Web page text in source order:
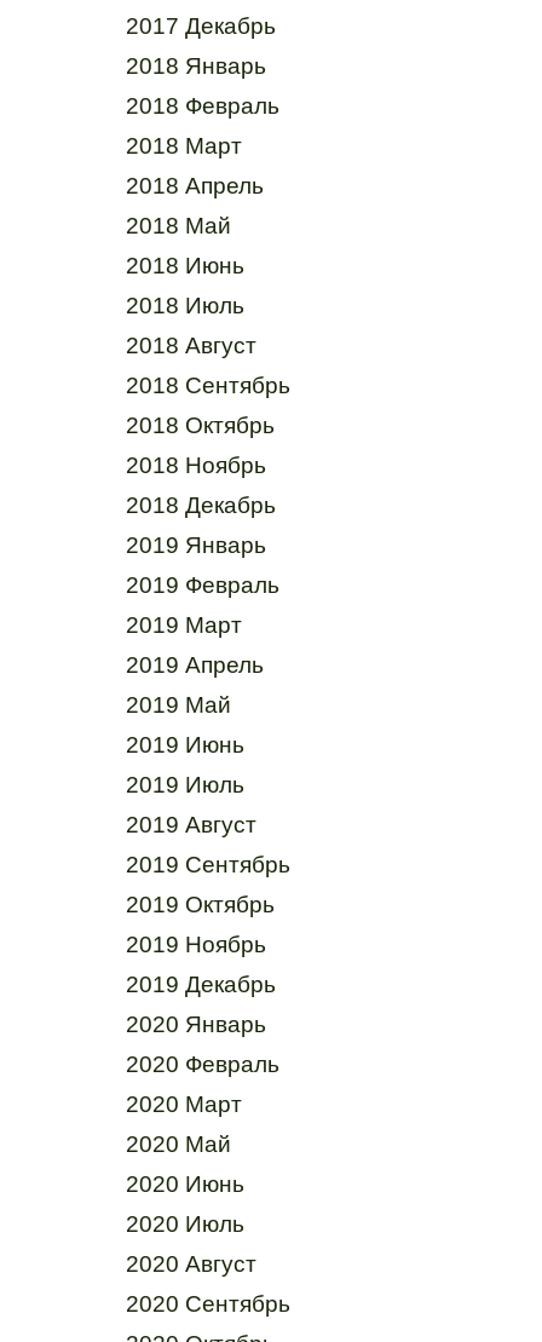
2017 Декабрь
2018 Январь
2018 Февраль
2018 Март
2018 Апрель
2018 Май
2018 Июнь
2018 Июль
2018 Август
2018 Сентябрь
2018 Октябрь
2018 Ноябрь
2018 Декабрь
2019 Январь
2019 Февраль
2019 Март
2019 Апрель
2019 Май
2019 Июнь
2019 Июль
2019 Август
2019 Сентябрь
2019 Октябрь
2019 Ноябрь
2019 Декабрь
2020 Январь
2020 Февраль
2020 Март
2020 Май
2020 Июнь
2020 Июль
2020 Август
2020 Сентябрь